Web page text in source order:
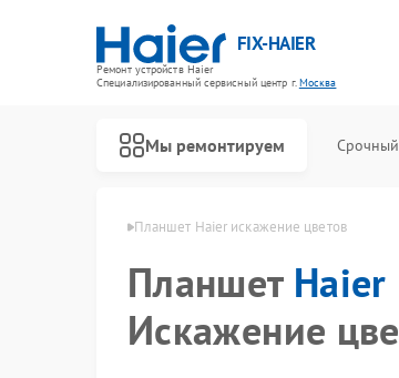
FIX-HAIER
Ремонт устройств Haier
Специализированный cервисный центр г.Москва
Мы ремонтируем
Планшет Haier искажение цветов
Планшет Haier
Искажение